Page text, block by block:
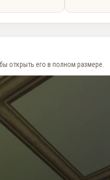
открыть его в полном размере.